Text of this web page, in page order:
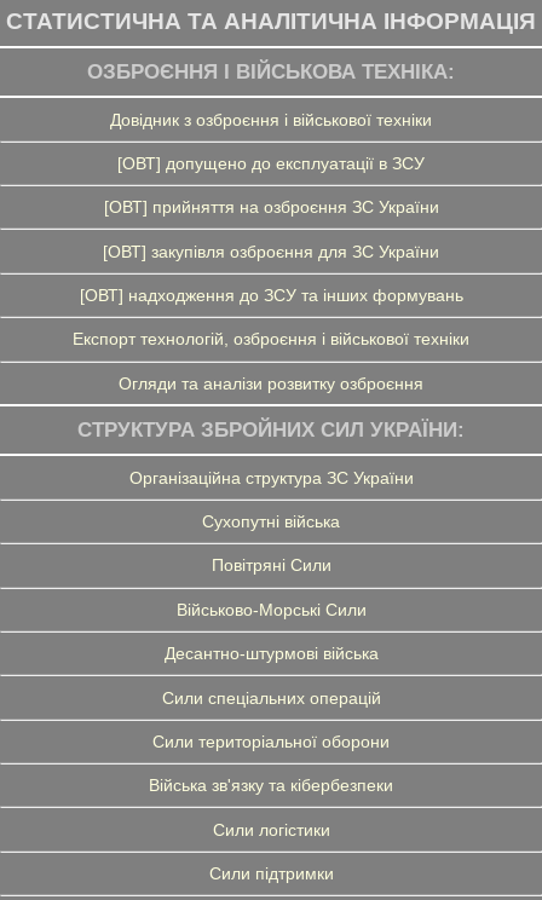
СТАТИСТИЧНА ТА АНАЛІТИЧНА ІНФОРМАЦІЯ
ОЗБРОЄННЯ І ВІЙСЬКОВА ТЕХНІКА:
Довідник з озброєння і військової техніки
[ОВТ] допущено до експлуатації в ЗСУ
[ОВТ] прийняття на озброєння ЗС України
[ОВТ] закупівля озброєння для ЗС України
[ОВТ] надходження до ЗСУ та інших формувань
Експорт технологій, озброєння і військової техніки
Огляди та аналізи розвитку озброєння
СТРУКТУРА ЗБРОЙНИХ СИЛ УКРАЇНИ:
Організаційна структура ЗС України
Сухопутні війська
Повітряні Сили
Військово-Морські Сили
Десантно-штурмові війська
Сили спеціальних операцій
Сили територіальної оборони
Війська зв'язку та кібербезпеки
Сили логістики
Сили підтримки